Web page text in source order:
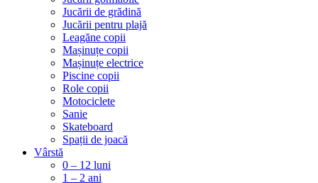
Jucării de grădină
Jucării pentru plajă
Leagăne copii
Mașinuțe copii
Mașinuțe electrice
Piscine copii
Role copii
Motociclete
Sanie
Skateboard
Spații de joacă
Vârstă
0 – 12 luni
1 – 2 ani